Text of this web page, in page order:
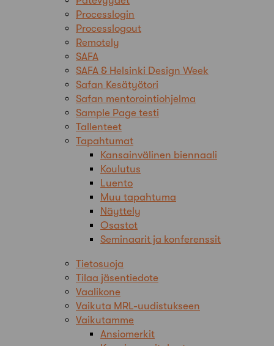
Processlogin
Processlogout
Remotely
SAFA
SAFA & Helsinki Design Week
Safan Kesätyötori
Safan mentorointiohjelma
Sample Page testi
Tallenteet
Tapahtumat
Kansainvälinen biennaali
Koulutus
Luento
Muu tapahtuma
Näyttely
Osastot
Seminaarit ja konferenssit
Tietosuoja
Tilaa jäsentiedote
Vaalikone
Vaikuta MRL-uudistukseen
Vaikutamme
Ansiomerkit